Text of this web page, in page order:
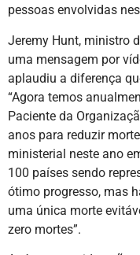
pessoas envolvidas
Jeremy Hunt, ministro
uma mensagem por
aplaudiu a diferença
“Agora temos
Paciente da
anos para reduzir
ministerial neste ano
100 países sendo
ótimo progresso, mas
uma única morte
zero mortes”.